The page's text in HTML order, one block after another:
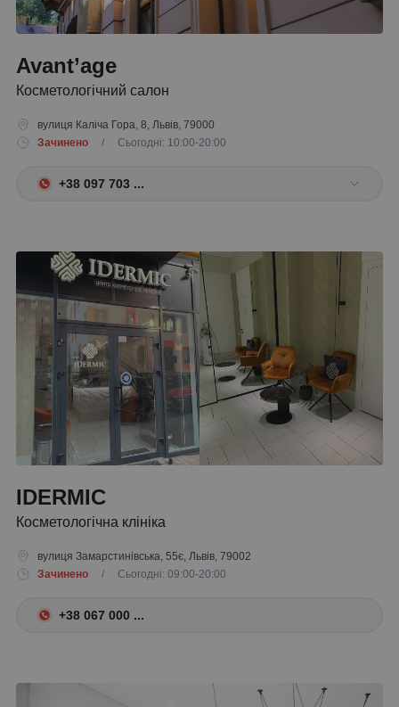
Avant’age
Косметологічний салон
вулиця Каліча Гора, 8, Львів, 79000
Зачинено
/ Сьогодні: 10:00-20:00
+38 097 703 ...
IDERMIC
Косметологічна клініка
вулиця Замарстинівська, 55є, Львів, 79002
Зачинено
/ Сьогодні: 09:00-20:00
+38 067 000 ...